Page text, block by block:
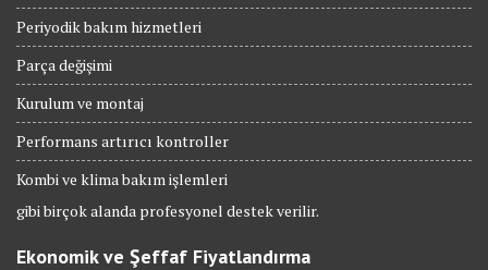
Periyodik bakım hizmetleri
Parça değişimi
Kurulum ve montaj
Performans artırıcı kontroller
Kombi ve klima bakım işlemleri
gibi birçok alanda profesyonel destek verilir.
Ekonomik ve Şeffaf Fiyatlandırma